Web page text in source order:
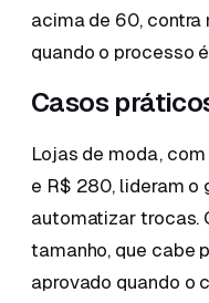
acima de 60,
quando o processo
Casos
Lojas de moda,
e R$ 280, lideram o
automatizar trocas.
tamanho, que cabe
aprovado quando o